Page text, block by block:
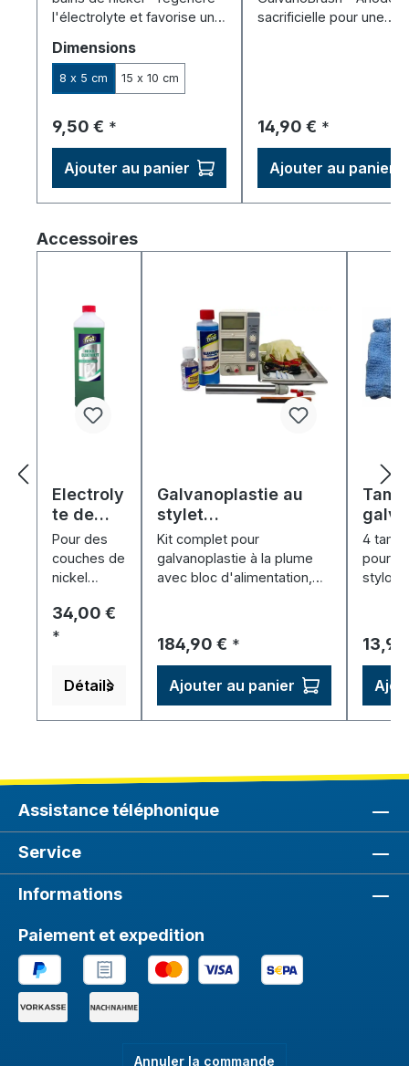
l'électrolyte et favorise un
Sélectionnez
Dimensions
8 x 5 cm 15 x 10 cm
Prix régulier :
9,50 € *
Ajouter au panier
sacrificielle pour une
Prix régulier :
14,90 € *
Ajouter au panier
Ignorer la galerie de produits
Accessoires
Electroly
te de
nickel
(1000
ml)
Pour des
couches de
nickel
résistantes
à l'usure –
à la
Prix régulier :
34,00 €
*
Détails
Galvanoplastie au
stylet
"GalvanoBrush" - Kit
de démarrage
Kit complet pour
galvanoplastie à la plume
avec bloc d'alimentation,
palladium.
Prix régulier :
184,90 € *
Ajouter au panier
4
pour la
stylo –
Prix
Assistance téléphonique
Service
Informations
Paiement et expedition
Annuler la commande